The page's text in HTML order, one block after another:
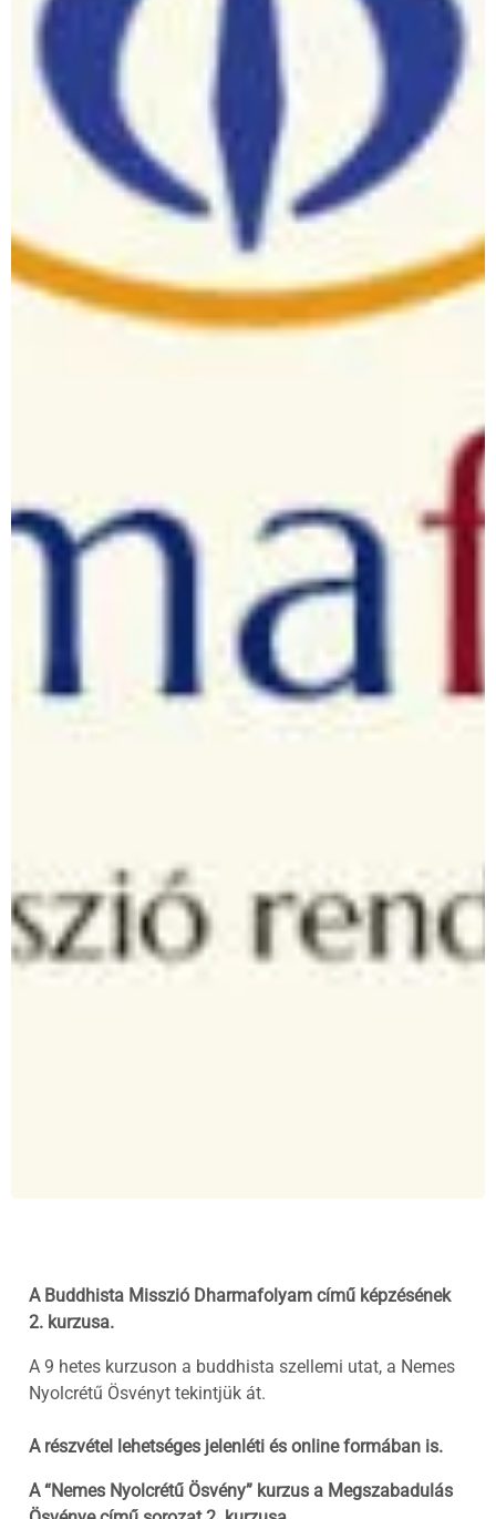
A Buddhista Misszió Dharmafolyam című képzésének
2. kurzusa.
A 9 hetes kurzuson a buddhista szellemi utat, a Nemes
Nyolcrétű Ösvényt tekintjük át.
A részvétel lehetséges jelenléti és online formában is.
A “Nemes Nyolcrétű Ösvény” kurzus a Megszabadulás